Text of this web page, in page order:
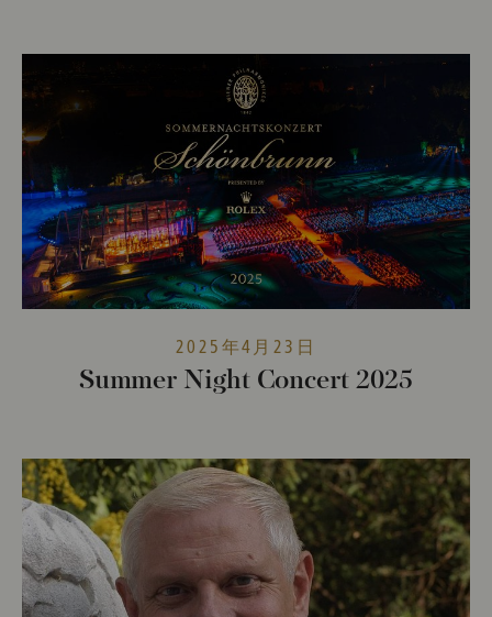
2025年4月23日
Summer Night Concert 2025